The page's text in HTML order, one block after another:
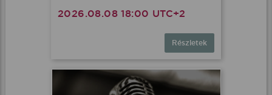
2026.08.08 18:00 UTC+2
Részletek